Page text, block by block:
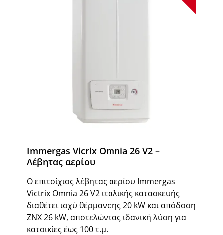
Immergas Vicrix Omnia 26 V2 –
Λέβητας αερίου
Ο επιτοίχιος λέβητας αερίου Immergas
Victrix Omnia 26 V2 ιταλικής κατασκευής
διαθέτει ισχύ θέρμανσης 20 kW και απόδοση
ΖΝΧ 26 kW, αποτελώντας ιδανική λύση για
κατοικίες έως 100 τ.μ.